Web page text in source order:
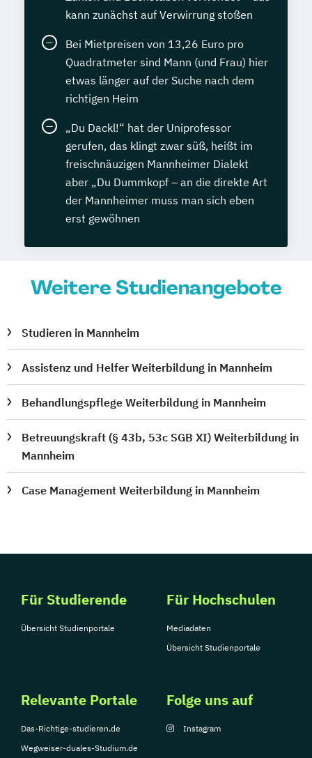
kann zunächst auf Verwirrung stoßen
Bei Mietpreisen von 13,26 Euro pro
Quadratmeter sind Mann (und Frau) hier
etwas länger auf der Suche nach dem
richtigen Heim
„Du Dackl!“ hat der Uniprofessor
gerufen, das klingt zwar süß, heißt im
freischnäuzigen Mannheimer Dialekt
aber „Du Dummkopf – an die direkte Art
der Mannheimer muss man sich eben
erst gewöhnen
Weitere Studienangebote
Studieren in Mannheim
Assistenz und Helfer Weiterbildung in Mannheim
Behandlungspflege Weiterbildung in Mannheim
Betreuungskraft (§ 43b, 53c SGB XI) Weiterbildung in
Mannheim
Case Management Weiterbildung in Mannheim
Für Studierende
Übersicht Studienportale
Für Hochschulen
Mediadaten
Übersicht Studienportale
Relevante Portale
Das-Richtige-studieren.de
Wegweiser-duales-Studium.de
Folge uns auf
Instagram